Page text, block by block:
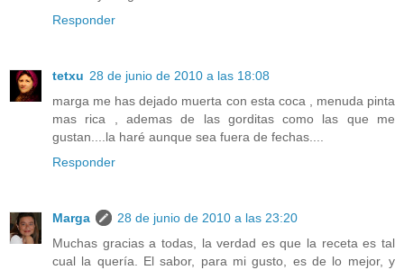
Responder
tetxu 28 de junio de 2010 a las 18:08
marga me has dejado muerta con esta coca , menuda pinta
mas rica , ademas de las gorditas como las que me
gustan....la haré aunque sea fuera de fechas....
Responder
Marga
28 de junio de 2010 a las 23:20
Muchas gracias a todas, la verdad es que la receta es tal
cual la quería. El sabor, para mi gusto, es de lo mejor, y